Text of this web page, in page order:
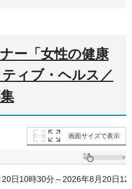
ー「女性の健康
ィブ・ヘルス／
画面サイズで表示
日10時30分～2026年8月20日12